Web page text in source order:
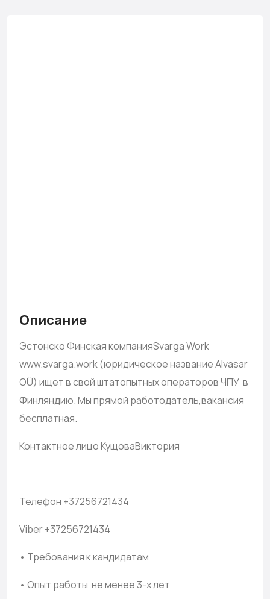
Описание
Эстонско Финская компанияSvarga Work
www.svarga.work (юридическое название Alvasar
OÜ) ищет в свой штатопытных операторов ЧПУ в
Финляндию. Мы прямой работодатель,вакансия
бесплатная.
Контактное лицо КущоваВиктория
Телефон +37256721434
Viber +37256721434
• Требования к кандидатам
• Опыт работы не менее 3-х лет